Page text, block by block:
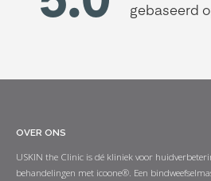
OVER ONS
USKIN the Clinic is dé kliniek voor
behandelingen met icoone®. Een